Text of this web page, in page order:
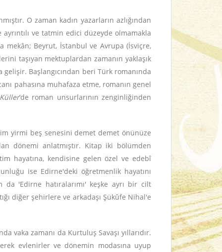
O zaman kadın yazarların azlığından
ve tatmin edici düzeyde olmamakla
mekân; Beyrut, İstanbul ve Avrupa (İsviçre,
taşıyan mektuplardan zamanın yaklaşık
gelişir. Başlangıcından beri Türk romanında
pahasına muhafaza etme, romanın genel
Küller’de roman unsurlarının zenginliğinden
yirmi beş senesini demet demet önünüze
dönemi anlatmıştır. Kitap iki bölümden
hayatına, kendisine gelen özel ve edebî
ise Edirne'deki öğretmenlik hayatını
'Edirne hatıralarımı' keşke ayrı bir cilt
diğer şehirlere ve arkadaşı Şükûfe Nihal'e
vaka zamanı da Kurtuluş Savaşı yıllarıdır.
evlenirler ve dönemin modasına uyup